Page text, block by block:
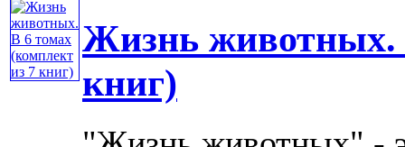
Жизнь животных.
книг)